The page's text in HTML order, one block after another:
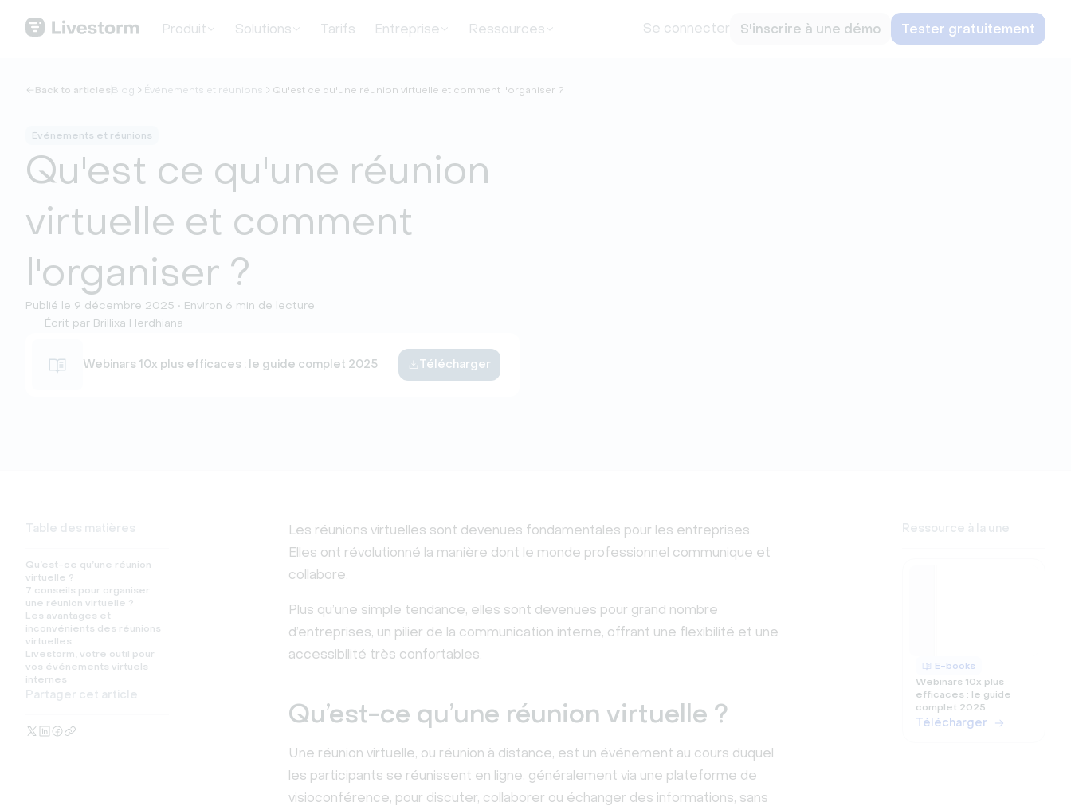
Produit Solutions Tarifs Entreprise Ressources Se connecter S'inscrire à une démo Tester gratuitement
Back to articles Blog Événements et réunions Qu'est ce qu'une réunion virtuelle et comment l'organiser ?
Événements et réunions
Qu'est ce qu'une réunion
virtuelle et comment
l'organiser ?
Publié le 9 décembre 2025 • Environ 6 min de lecture
Écrit par Brillixa Herdhiana
Webinars 10x plus efficaces : le guide complet 2025 Télécharger
Table des matières
Qu’est-ce qu’une réunion
virtuelle ?
7 conseils pour organiser
une réunion virtuelle ?
Les avantages et
inconvénients des réunions
virtuelles
Livestorm, votre outil pour
vos événements virtuels
internes
Partager cet article
Les réunions virtuelles sont devenues fondamentales pour les entreprises.
Elles ont révolutionné la manière dont le monde professionnel communique et
collabore.
Plus qu’une simple tendance, elles sont devenues pour grand nombre
d’entreprises, un pilier de la communication interne, offrant une flexibilité et une
accessibilité très confortables.
Qu’est-ce qu’une réunion virtuelle ?
Une réunion virtuelle, ou réunion à distance, est un événement au cours duquel
les participants se réunissent en ligne, généralement via une plateforme de
visioconférence, pour discuter, collaborer ou échanger des informations, sans
Ressource à la une
E-books
Webinars 10x plus
efficaces : le guide
complet 2025
Télécharger